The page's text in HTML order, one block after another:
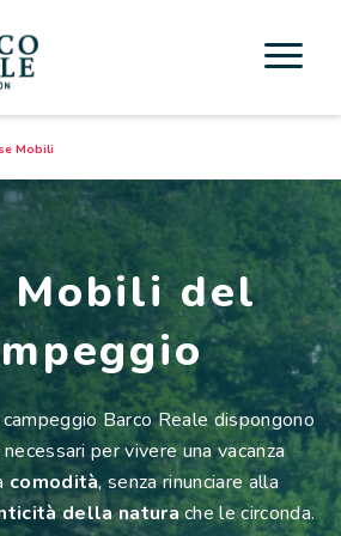
Servizi
Attività
Esperienze
Cicloturismo
Nei dintorni
Scoprire la Toscana
Mobili
Mobili del
Barco Reale dispongono
per vivere una vacanza
comodità, senza rinunciare alla
della naturache le circonda.